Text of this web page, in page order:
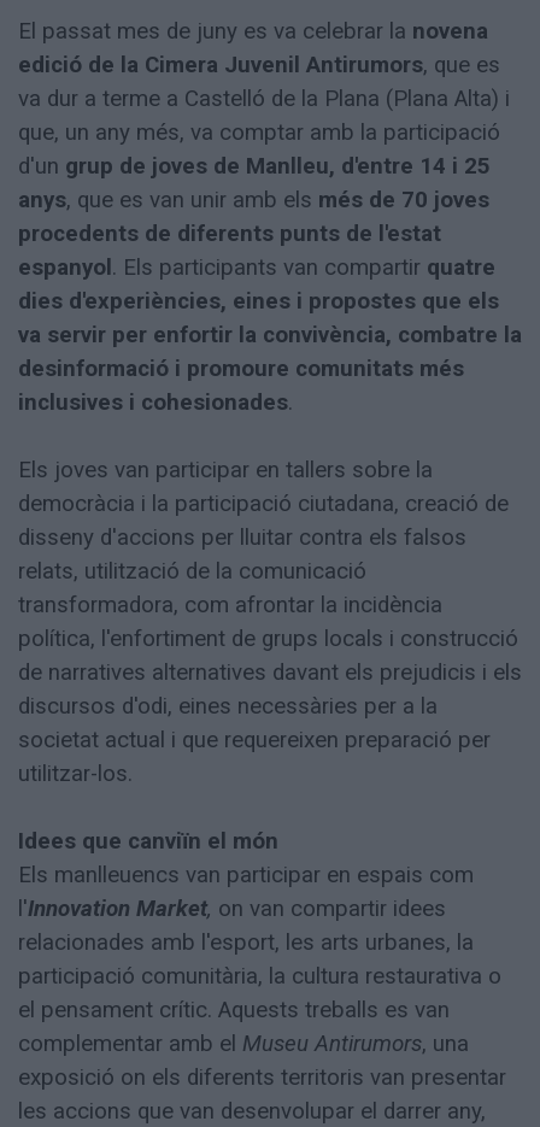
El passat mes de juny es va celebrar la novena
edició de la Cimera Juvenil Antirumors, que es
va dur a terme a Castelló de la Plana (Plana Alta) i
que, un any més, va comptar amb la participació
d'un grup de joves de Manlleu, d'entre 14 i 25
anys, que es van unir amb els més de 70 joves
procedents de diferents punts de l'estat
espanyol . Els participants van compartir quatre
dies d'experiències, eines i propostes que els
va servir per enfortir la convivència, combatre la
desinformació i promoure comunitats més
inclusives i cohesionades.
Els joves van participar en tallers sobre la
democràcia i la participació ciutadana, creació de
disseny d'accions per lluitar contra els falsos
relats, utilització de la comunicació
transformadora, com afrontar la incidència
política, l'enfortiment de grups locals i construcció
de narratives alternatives davant els prejudicis i els
discursos d'odi, eines necessàries per a la
societat actual i que requereixen preparació per
utilitzar-los.
Idees que canviïn el món
Els manlleuencs van participar en espais com
l'Innovation Market, on van compartir idees
relacionades amb l'esport, les arts urbanes, la
participació comunitària, la cultura restaurativa o
el pensament crític. Aquests treballs es van
complementar amb el Museu Antirumors, una
exposició on els diferents territoris van presentar
les accions que van desenvolupar el darrer any,